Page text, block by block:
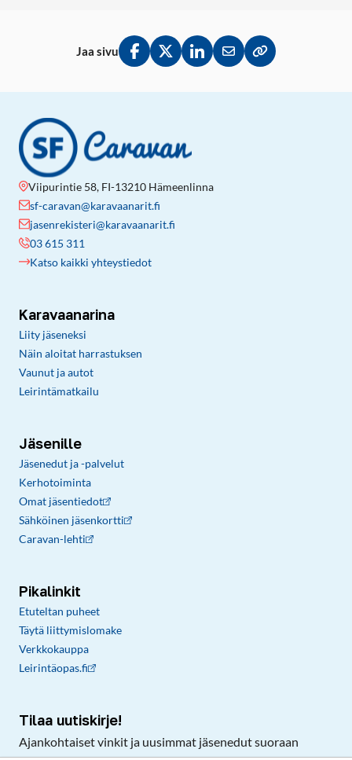
Jaa sivu
Jaa Facebookissa
Jaa Twitterissä
Jaa LinkedInissä
Jaa sähköpostitse
Kopioi linkki
Viipurintie 58, FI-13210 Hämeenlinna
sf-caravan@karavaanarit.fi
jasenrekisteri@karavaanarit.fi
03 615 311
Katso kaikki yhteystiedot
Karavaanarina
Liity jäseneksi
Näin aloitat harrastuksen
Vaunut ja autot
Leirintämatkailu
Jäsenille
Jäsenedut ja -palvelut
Kerhotoiminta
Omat jäsentiedot
Sähköinen jäsenkortti
Caravan-lehti
Pikalinkit
Etuteltan puheet
Täytä liittymislomake
Verkkokauppa
Leirintäopas.fi
Tilaa uutiskirje!
Ajankohtaiset vinkit ja uusimmat jäsenedut suoraan